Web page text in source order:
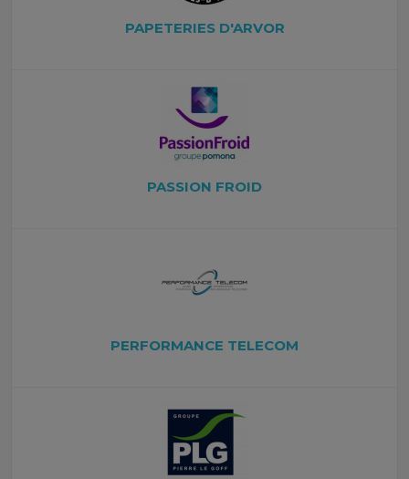
PAPETERIES D'ARVOR
PASSION FROID
PERFORMANCE TELECOM